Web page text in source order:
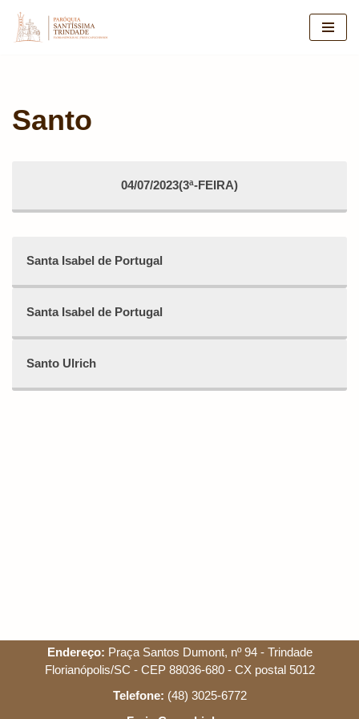
Pular
Santo
Santa Isabel de Portugal
Santa Isabel de Portugal
Santo Ulrich
04/07/2023(3ª-FEIRA)
Endereço: Praça Santos Dumont, nº 94 - Trindade
Florianópolis/SC - CEP 88036-680 - CX postal 5012
Telefone: (48) 3025-6772